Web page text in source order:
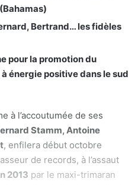
Bertrand… les fidèles
pour la promotion du
énergie positive dans le sud
à l’accoutumée de ses
Stamm, Antoine
, enfilera début octobre
de records, à l’assaut
2013 par le maxi-trimaran